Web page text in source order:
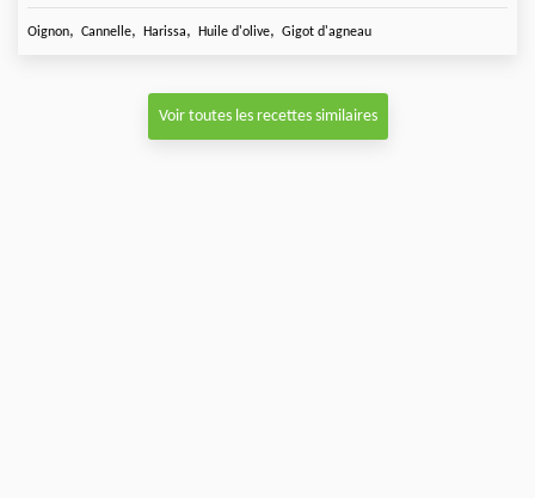
Oignon, Cannelle, Harissa, Huile d'olive, Gigot d'agneau
Voir toutes les recettes similaires